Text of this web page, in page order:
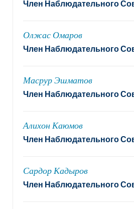
Член Наблюдательного
Олжас Омаров
Член Наблюдательного
Масрур Эшматов
Член Наблюдательного
Алихон Каюмов
Член Наблюдательного
Сардор Кадыров
Член Наблюдательного